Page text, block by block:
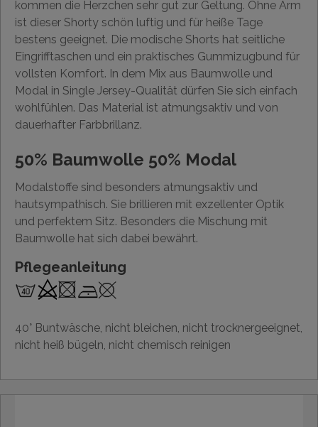
kommen die Herzchen sehr gut zur Geltung. Ohne Arm
ist dieser Shorty schön luftig und für heiße Tage
bestens geeignet. Die modische Shorts hat seitliche
Eingrifftaschen und ein praktisches Gummizugbund für
vollsten Komfort. In dem Mix aus Baumwolle und
Modal in Single Jersey-Qualität dürfen Sie sich einfach
wohlfühlen. Das Material ist atmungsaktiv und von
dauerhafter Farbbrillanz.
50% Baumwolle 50% Modal
Modalstoffe sind besonders atmungsaktiv und
hautsympathisch. Sie brillieren mit exzellenter Optik
und perfektem Sitz. Besonders die Mischung mit
Baumwolle hat sich dabei bewährt.
Pflegeanleitung
40° Buntwäsche, nicht bleichen, nicht trocknergeeignet,
nicht heiß bügeln, nicht chemisch reinigen